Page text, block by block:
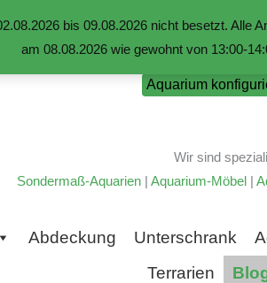
bis 09.08.2026 nicht besetzt.
am 08.08.2026 wie gewohnt von 13:00-
Aquarium
Wir sind
Sondermaß-Aquarien | Aquarium-Möbel |
Abdeckung Unterschrank
Terrarien